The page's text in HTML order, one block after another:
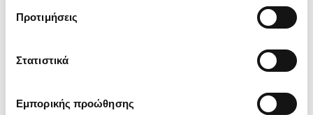
Προτιμήσεις
Στατιστικά
Εμπορικής προώθησης